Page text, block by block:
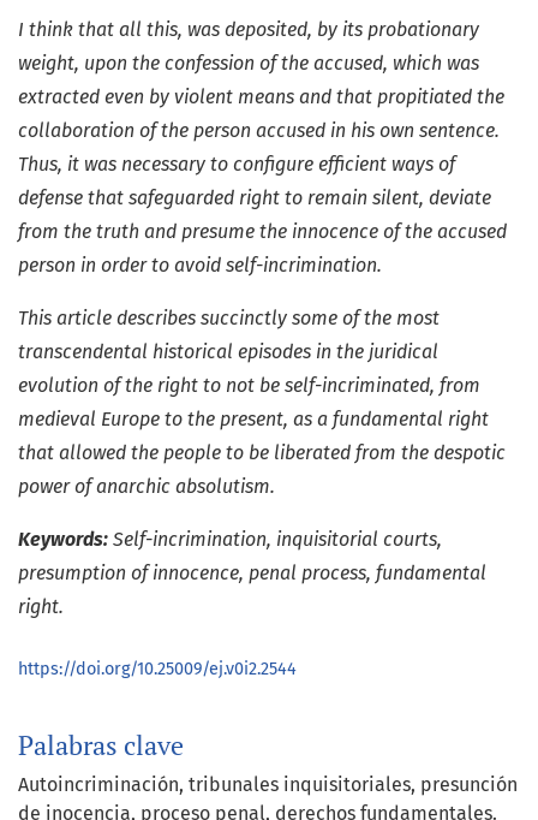
Palabras clave
Autoincriminación tribunales inquisitoriales presunción
de inocencia proceso penal derechos fundamentales.
I think that all this, was deposited, by its probationary
weight, upon the confession of the accused, which was
extracted even by violent means and that propitiated the
collaboration of the person accused in his own sentence.
Thus, it was necessary to configure efficient ways of
defense that safeguarded right to remain silent, deviate
from the truth and presume the innocence of the accused
person in order to avoid self-incrimination.
This article describes succinctly some of the most
transcendental historical episodes in the juridical
evolution of the right to not be self-incriminated, from
medieval Europe to the present, as a fundamental right
that allowed the people to be liberated from the despotic
power of anarchic absolutism.
Keywords: Self-incrimination, inquisitorial courts,
presumption of innocence, penal process, fundamental
right.
https://doi.org/10.25009/ej.v0i2.2544